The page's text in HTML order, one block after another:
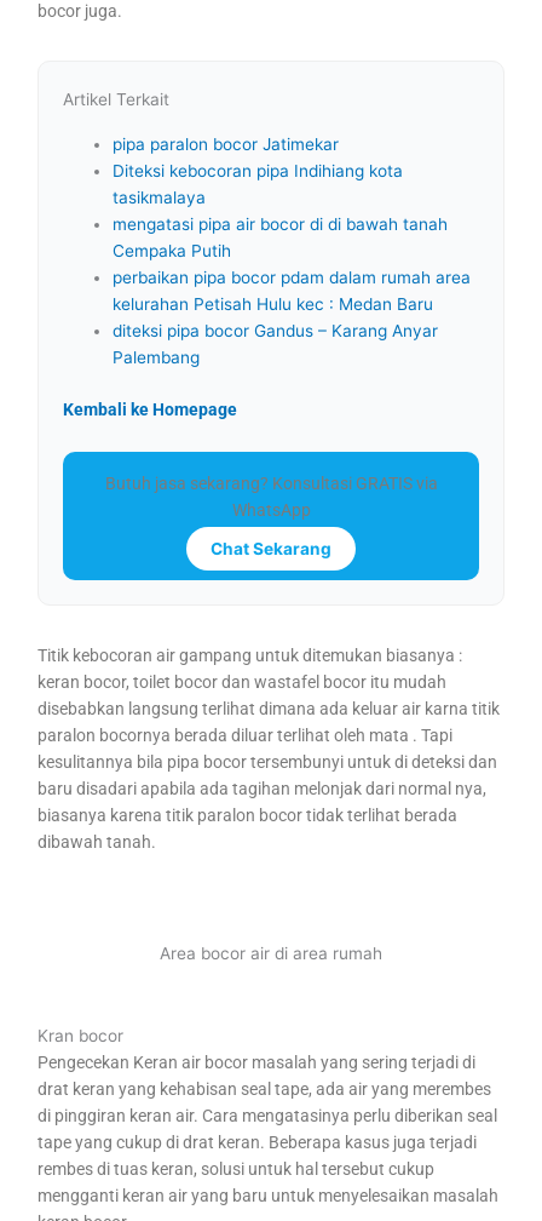
bocor juga.
Artikel Terkait
pipa paralon bocor Jatimekar
Diteksi kebocoran pipa Indihiang kota
tasikmalaya
mengatasi pipa air bocor di di bawah tanah
Cempaka Putih
perbaikan pipa bocor pdam dalam rumah area
kelurahan Petisah Hulu kec : Medan Baru
diteksi pipa bocor Gandus – Karang Anyar
Palembang
Kembali ke Homepage
Butuh jasa sekarang? Konsultasi GRATIS via
WhatsApp
Chat Sekarang
Titik kebocoran air gampang untuk ditemukan biasanya :
keran bocor, toilet bocor dan wastafel bocor itu mudah
disebabkan langsung terlihat dimana ada keluar air karna titik
paralon bocornya berada diluar terlihat oleh mata . Tapi
kesulitannya bila pipa bocor tersembunyi untuk di deteksi dan
baru disadari apabila ada tagihan melonjak dari normal nya,
biasanya karena titik paralon bocor tidak terlihat berada
dibawah tanah.
Area bocor air di area rumah
Kran bocor
Pengecekan Keran air bocor masalah yang sering terjadi di
drat keran yang kehabisan seal tape, ada air yang merembes
di pinggiran keran air. Cara mengatasinya perlu diberikan seal
tape yang cukup di drat keran. Beberapa kasus juga terjadi
rembes di tuas keran, solusi untuk hal tersebut cukup
mengganti keran air yang baru untuk menyelesaikan masalah